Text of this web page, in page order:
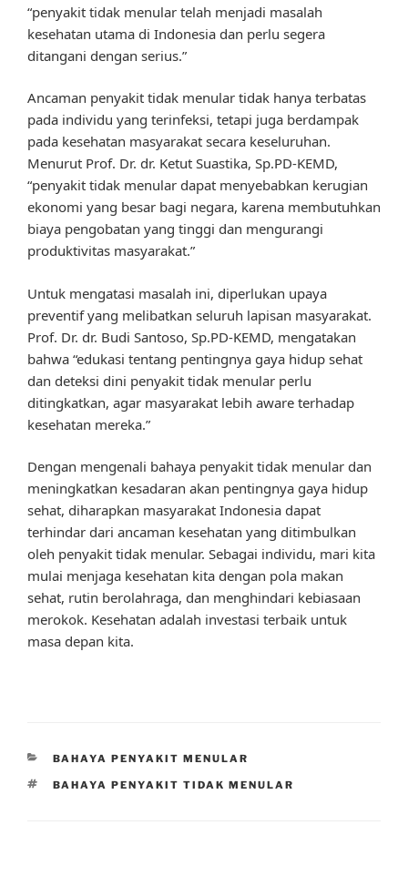
“penyakit tidak menular telah menjadi masalah
kesehatan utama di Indonesia dan perlu segera
ditangani dengan serius.”
Ancaman penyakit tidak menular tidak hanya terbatas
pada individu yang terinfeksi, tetapi juga berdampak
pada kesehatan masyarakat secara keseluruhan.
Menurut Prof. Dr. dr. Ketut Suastika, Sp.PD-KEMD,
“penyakit tidak menular dapat menyebabkan kerugian
ekonomi yang besar bagi negara, karena membutuhkan
biaya pengobatan yang tinggi dan mengurangi
produktivitas masyarakat.”
Untuk mengatasi masalah ini, diperlukan upaya
preventif yang melibatkan seluruh lapisan masyarakat.
Prof. Dr. dr. Budi Santoso, Sp.PD-KEMD, mengatakan
bahwa “edukasi tentang pentingnya gaya hidup sehat
dan deteksi dini penyakit tidak menular perlu
ditingkatkan, agar masyarakat lebih aware terhadap
kesehatan mereka.”
Dengan mengenali bahaya penyakit tidak menular dan
meningkatkan kesadaran akan pentingnya gaya hidup
sehat, diharapkan masyarakat Indonesia dapat
terhindar dari ancaman kesehatan yang ditimbulkan
oleh penyakit tidak menular. Sebagai individu, mari kita
mulai menjaga kesehatan kita dengan pola makan
sehat, rutin berolahraga, dan menghindari kebiasaan
merokok. Kesehatan adalah investasi terbaik untuk
masa depan kita.
CATEGORIES
BAHAYA PENYAKIT MENULAR
TAGS
BAHAYA PENYAKIT TIDAK MENULAR